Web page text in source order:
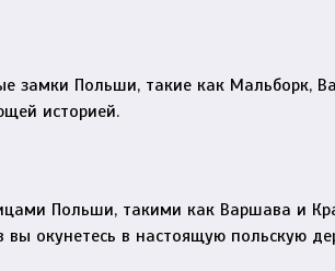
замки Польши, такие как
историей.
Польши, такими как Варшава и
окунетесь в настоящую польскую